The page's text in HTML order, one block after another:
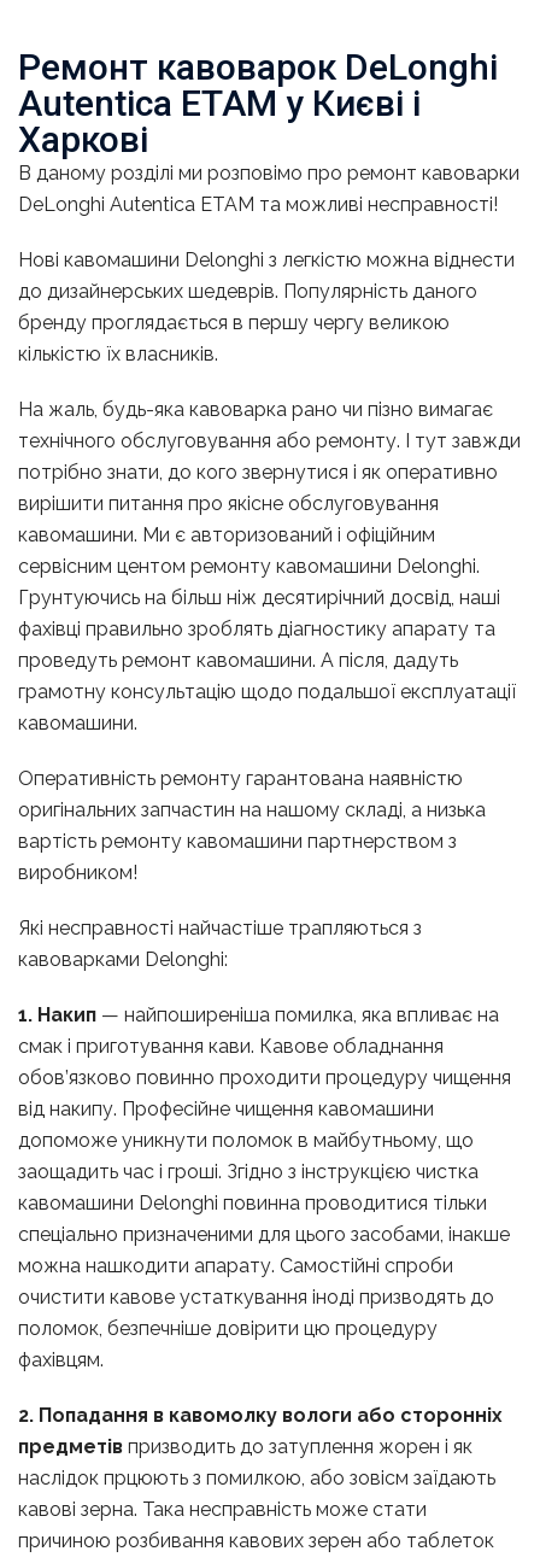
Ремонт кавоварок DeLonghi
Autentica ETAM у Києві і
Харкові
В даному розділі ми розповімо про ремонт кавоварки
DeLonghi Autentica ETAM та можливі несправності!
Нові кавомашини Delonghi з легкістю можна віднести
до дизайнерських шедеврів. Популярність даного
бренду проглядається в першу чергу великою
кількістю їх власників.
На жаль, будь-яка кавоварка рано чи пізно вимагає
технічного обслуговування або ремонту. І тут завжди
потрібно знати, до кого звернутися і як оперативно
вирішити питання про якісне обслуговування
кавомашини. Ми є авторизований і офіційним
сервісним центом ремонту кавомашини Delonghi.
Грунтуючись на більш ніж десятирічний досвід, наші
фахівці правильно зроблять діагностику апарату та
проведуть ремонт кавомашини. А після, дадуть
грамотну консультацію щодо подальшої експлуатації
кавомашини.
Оперативність ремонту гарантована наявністю
оригінальних запчастин на нашому складі, а низька
вартість ремонту кавомашини партнерством з
виробником!
Які несправності найчастіше трапляються з
кавоварками Delonghi:
1. Накип — найпоширеніша помилка, яка впливає на
смак і приготування кави. Кавове обладнання
обов’язково повинно проходити процедуру чищення
від накипу. Професійне чищення кавомашини
допоможе уникнути поломок в майбутньому, що
заощадить час і гроші. Згідно з інструкцією чистка
кавомашини Delonghi повинна проводитися тільки
спеціально призначеними для цього засобами, інакше
можна нашкодити апарату. Самостійні спроби
очистити кавове устаткування іноді призводять до
поломок, безпечніше довірити цю процедуру
фахівцям.
2. Попадання в кавомолку вологи або сторонніх
предметів призводить до затуплення жорен і як
наслідок прцюють з помилкою, або зовісм заїдають
кавові зерна. Така несправність може стати
причиною розбивання кавових зерен або таблеток